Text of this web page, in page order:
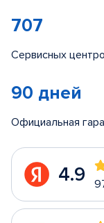
707
Сервисных
90 дней
Официальная
4.9